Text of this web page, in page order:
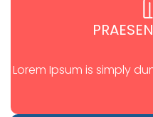
Lorem Ipsum is simply